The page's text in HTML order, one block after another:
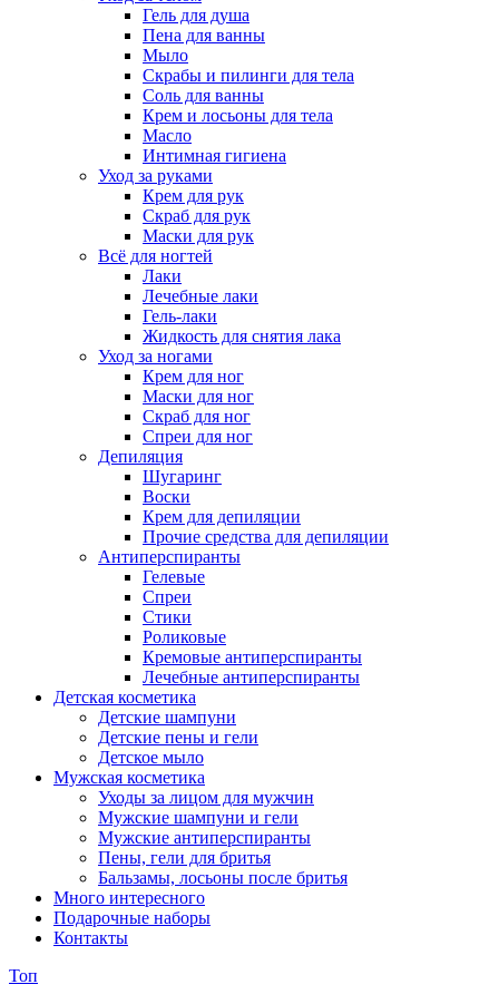
Гель для душа
Пена для ванны
Мыло
Скрабы и пилинги для тела
Соль для ванны
Крем и лосьоны для тела
Масло
Интимная гигиена
Уход за руками
Крем для рук
Скраб для рук
Маски для рук
Всё для ногтей
Лаки
Лечебные лаки
Гель-лаки
Жидкость для снятия лака
Уход за ногами
Крем для ног
Маски для ног
Скраб для ног
Спреи для ног
Депиляция
Шугаринг
Воски
Крем для депиляции
Прочие средства для депиляции
Антиперспиранты
Гелевые
Спреи
Стики
Роликовые
Кремовые антиперспиранты
Лечебные антиперспиранты
Детская косметика
Детские шампуни
Детские пены и гели
Детское мыло
Мужская косметика
Уходы за лицом для мужчин
Мужские шампуни и гели
Мужские антиперспиранты
Пены, гели для бритья
Бальзамы, лосьоны после бритья
Много интересного
Подарочные наборы
Контакты
Топ